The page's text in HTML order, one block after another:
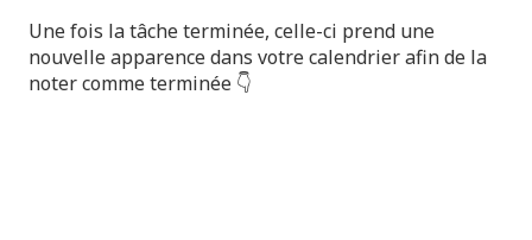
Une fois la tâche terminée, celle-ci prend une
nouvelle apparence dans votre calendrier afin de la
noter comme terminée 👇